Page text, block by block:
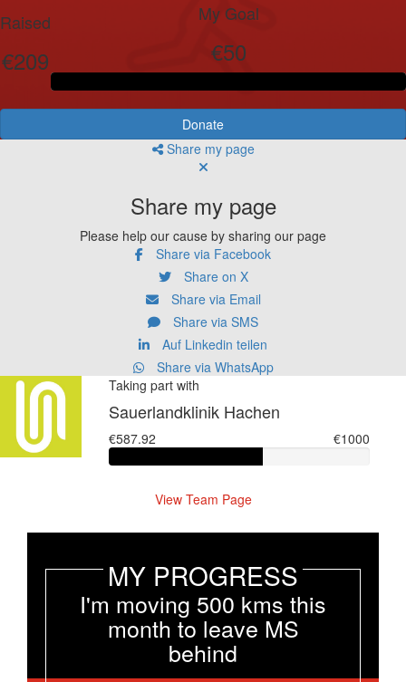
Raised
€209
My Goal
€50
Donate
Share my page
Share my page
Please help our cause by sharing our page
Share via Facebook
Share on X
Share via Email
Share via SMS
Auf Linkedin teilen
Share via WhatsApp
Taking part with
Sauerlandklinik Hachen
€587.92 €1000
View Team Page
MY PROGRESS
I'm moving 500 kms this
month to leave MS
behind